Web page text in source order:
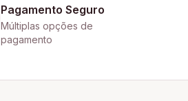
Pagamento Seguro
Múltiplas opções de
pagamento